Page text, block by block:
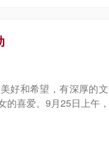
好和希望，有深厚的
的喜爱。9月25日上午